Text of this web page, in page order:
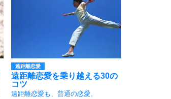
遠距離恋愛
遠距離恋愛を乗り越える30の
コツ
遠距離恋愛も、普通の恋愛。